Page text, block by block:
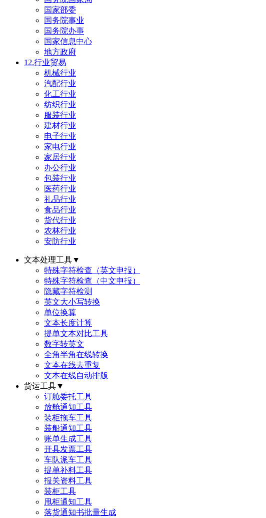
国家部委
国务院事业
国务院办事
国家信息中心
地方政府
12.行业贸易
机械行业
汽配行业
化工行业
纺织行业
服装行业
建材行业
电子行业
家电行业
家居行业
办公行业
包装行业
医药行业
礼品行业
食品行业
货代行业
农林行业
安防行业
文本处理工具▼
特殊字符检查（英文申报）
特殊字符检查（中文申报）
隐藏字符检测
英文大小写转换
单位换算
文本长度计算
提单文本对比工具
数字转英文
全角半角在线转换
文本在线去重复
文本在线自动排版
货运工具▼
订舱委托工具
放舱通知工具
装柜拖车工具
装船通知工具
账单生成工具
开具发票工具
车队派车工具
提单补料工具
报关资料工具
装柜工具
甩柜通知工具
落货通知书批量生成